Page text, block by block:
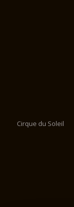
Cirque du Soleil